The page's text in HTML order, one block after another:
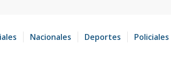
Nacionales Deportes Policiales